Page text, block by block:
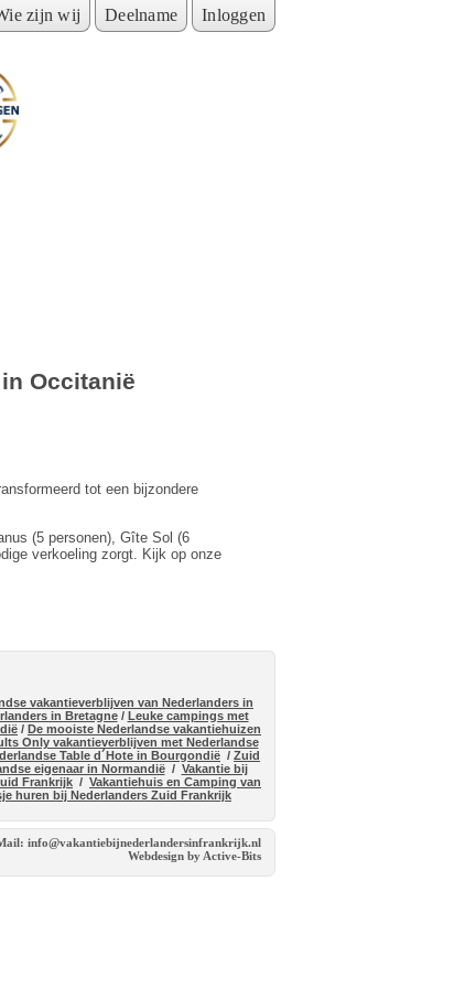
zijn wij Deelname Inloggen
Occitanië
tot een bijzondere
(5 personen), Gîte Sol (6
verkoeling zorgt. Kijk op onze
vakantieverblijven van Nederlanders in
in Bretagne/ Leuke campings met
/ De mooiste Nederlandse vakantiehuizen
Only vakantieverblijven met Nederlandse
Table d´Hote in Bourgondië / Zuid
eigenaar in Normandië/ Vakantie bij
Frankrijk / Vakantiehuis en Camping van
huren bij Nederlanders Zuid Frankrijk
info@vakantiebijnederlandersinfrankrijk.nl
Webdesign by Active-Bits